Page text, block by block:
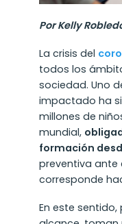
Por Kelly
La crisis del
todos los
sociedad. Uno
impactado ha
millones de
mundial,
formación
preventiva ante
corresponde
En este